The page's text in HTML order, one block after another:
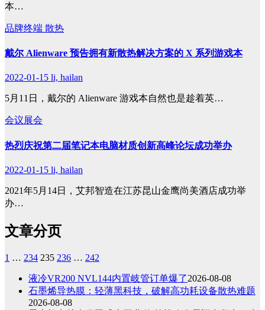
本…
品牌终端 散热
戴尔 Alienware 预告拥有新散热解决方案的 X 系列游戏本
2022-01-15 li, hailan
5月11日，戴尔的 Alienware 游戏本自然也是趁着英…
会议展会
热烈庆祝第二届笔记本电脑材质创新高峰论坛成功举办
2022-01-15 li, hailan
2021年5月14日，艾邦智造在江苏昆山金鹰尚美酒店成功举
办…
文章分页
1 … 234 235 236 … 242
液冷VR200 NVL144内置岐管订单爆了2026-08-08
石墨烯导热膜：轻薄黑科技，破解高功耗设备散热难题
2026-08-08